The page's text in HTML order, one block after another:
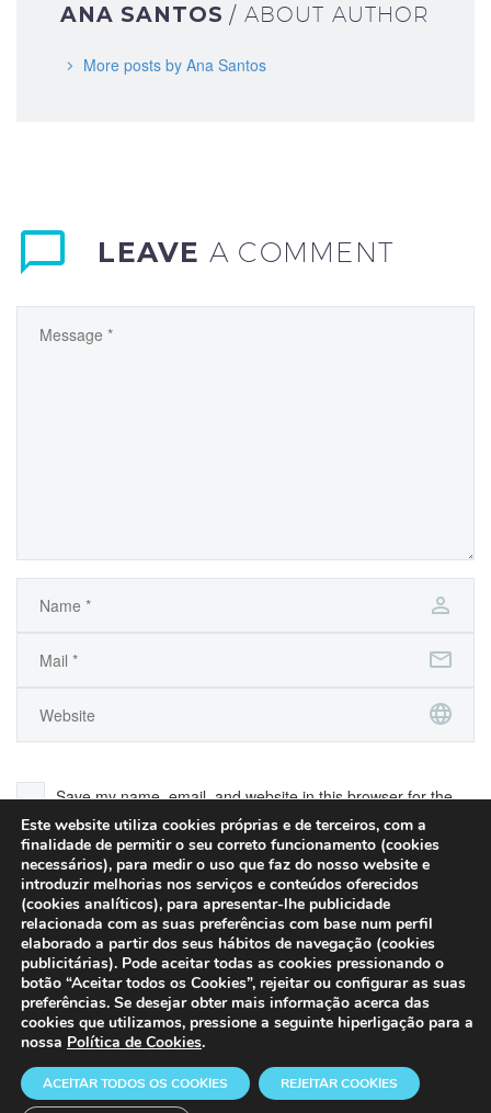
ANA SANTOS/ ABOUT AUTHOR
More posts by Ana Santos
LEAVE A COMMENT
Save my name, email, and website in this browser for the
next time I comment.
SEND COMMENT
Este website utiliza cookies próprias e de terceiros, com a
finalidade de permitir o seu correto funcionamento (cookies
necessários), para medir o uso que faz do nosso website e
introduzir melhorias nos serviços e conteúdos oferecidos
(cookies analíticos), para apresentar-lhe publicidade
relacionada com as suas preferências com base num perfil
elaborado a partir dos seus hábitos de navegação (cookies
publicitárias). Pode aceitar todas as cookies pressionando o
botão “Aceitar todos os Cookies”, rejeitar ou configurar as suas
preferências. Se desejar obter mais informação acerca das
cookies que utilizamos, pressione a seguinte hiperligação para a
nossa Política de Cookies.
ACEITAR TODOS OS COOKIES REJEITAR COOKIES